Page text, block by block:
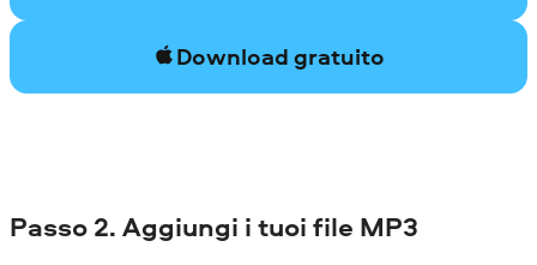
Download gratuito
Passo 2. Aggiungi i tuoi file MP3